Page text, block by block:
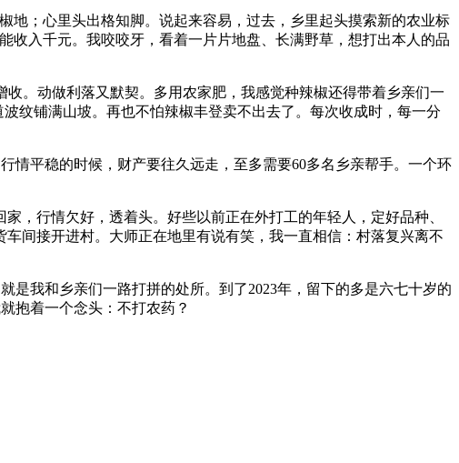
；心里头出格知脚。说起来容易，过去，乡里起头摸索新的农业标
收入千元。我咬咬牙，看着一片片地盘、长满野草，想打出本人的品
。动做利落又默契。多用农家肥，我感觉种辣椒还得带着乡亲们一
纹铺满山坡。再也不怕辣椒丰登卖不出去了。每次收成时，每一分
平稳的时候，财产要往久远走，至多需要60多名乡亲帮手。一个环
行情欠好，透着头。好些以前正在外打工的年轻人，定好品种、
间接开进村。大师正在地里有说有笑，我一直相信：村落复兴离不
我和乡亲们一路打拼的处所。到了2023年，留下的多是六七十岁的
抱着一个念头：不打农药？